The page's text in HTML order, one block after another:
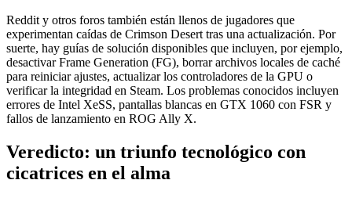
Reddit y otros foros también están llenos de jugadores que
experimentan caídas de Crimson Desert tras una actualización. Por
suerte, hay guías de solución disponibles que incluyen, por ejemplo,
desactivar Frame Generation (FG), borrar archivos locales de caché
para reiniciar ajustes, actualizar los controladores de la GPU o
verificar la integridad en Steam. Los problemas conocidos incluyen
errores de Intel XeSS, pantallas blancas en GTX 1060 con FSR y
fallos de lanzamiento en ROG Ally X.
Veredicto: un triunfo tecnológico con
cicatrices en el alma